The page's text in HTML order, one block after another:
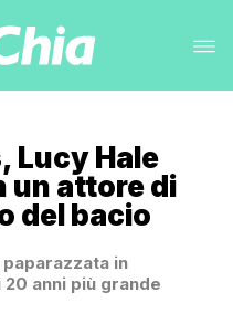
Lucy Hale
un attore di
del bacio
in
anni più grande